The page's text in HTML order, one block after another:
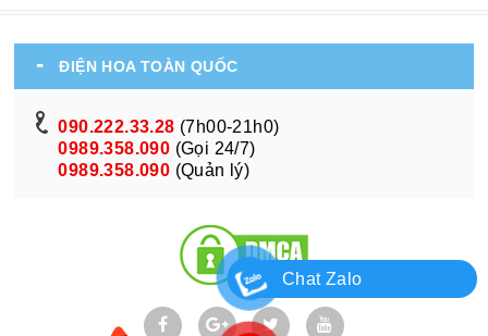
ĐIỆN HOA TOÀN QUỐC
090.222.33.28 (7h00-21h0)
0989.358.090 (Gọi 24/7)
0989.358.090 (Quản lý)
Chat Zalo